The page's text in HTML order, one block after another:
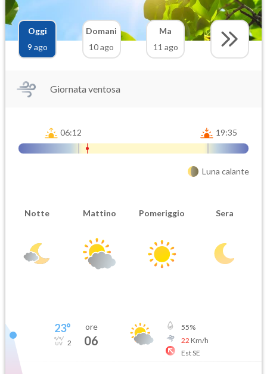
Oggi
9 ago
Domani
10 ago
Ma
11 ago
Giornata ventosa
06:12 19:35
Luna calante
Notte Mattino Pomeriggio Sera
23°
2
ore
06
55%
22 Km/h
Est SE